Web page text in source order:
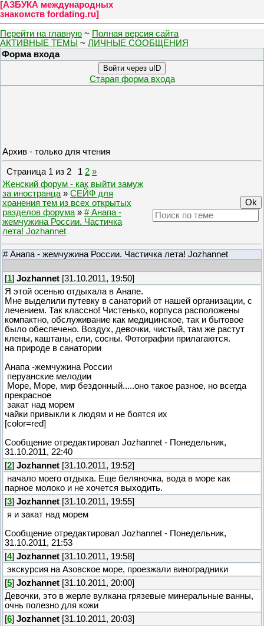
[АЗБУКА международных
знакомств fordating.ru]
Перейти на главную ~ Полная версия сайта
АКТИВНЫЕ ТЕМЫ ~ ЛИЧНЫЕ СООБЩЕНИЯ
Форма входа
Войти через uID
Старая форма входа
Архив - только для чтения
Страница 1 из 2 1 2 »
Женский форум - как выйти замуж
за иностранца » СЕЙФ для
хранения тем из всех открытых
разделов форума » # Анапа -
жемчужина России. Частичка
лета! Jozhannet
# Анапа - жемчужина России. Частичка лета! Jozhannet
[1] Jozhannet [31.10.2011, 19:50]
Я этой осенью отдыхала в Анапе.
Мне выделили путевку в санаторий от нашей организации, с
лечением. Так классно! Чистенько, корпуса расположены
компактно, обслуживание как медицинское, так и бытовое
было обеспечено. Воздух, девочки, чистый, там же растут
клены, каштаны, ели, сосны. Фотографии прилагаются.
на природе в санатории
Анапа -жемчужина России
перуанские мелодии
Море, Море, мир бездонный.....оно такое разное, но всегда
прекрасное
закат над морем
чайки привыкли к людям и не боятся их
[color=red]
Сообщение отредактировал Jozhannet - Понедельник,
31.10.2011, 22:40
[2] Jozhannet [31.10.2011, 19:52]
начало моего отдыха. Еще беляночка, вода в море как
парное молоко и не хочется выходить.
[3] Jozhannet [31.10.2011, 19:55]
я и закат над морем
Сообщение отредактировал Jozhannet - Понедельник,
31.10.2011, 21:53
[4] Jozhannet [31.10.2011, 19:58]
экскурсия на Азовское море, проезжали виноградники
[5] Jozhannet [31.10.2011, 20:00]
Девочки, это в жерле вулкана грязевые минеральные ванны,
очнь полезно для кожи
[6] Jozhannet [31.10.2011, 20:03]